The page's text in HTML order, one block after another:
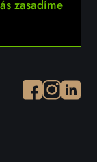
zasadíme
Facebook
Instagram